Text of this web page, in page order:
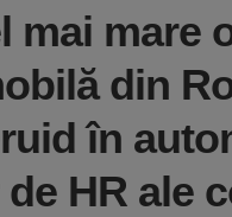
mai mare
din
în
HR ale